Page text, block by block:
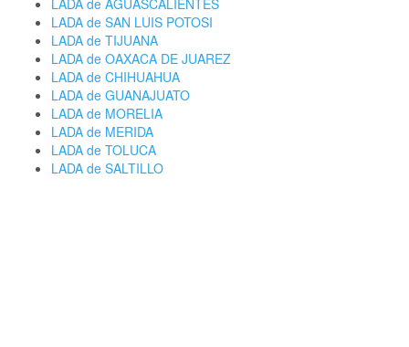
LADA de AGUASCALIENTES
LADA de SAN LUIS POTOSI
LADA de TIJUANA
LADA de OAXACA DE JUAREZ
LADA de CHIHUAHUA
LADA de GUANAJUATO
LADA de MORELIA
LADA de MERIDA
LADA de TOLUCA
LADA de SALTILLO